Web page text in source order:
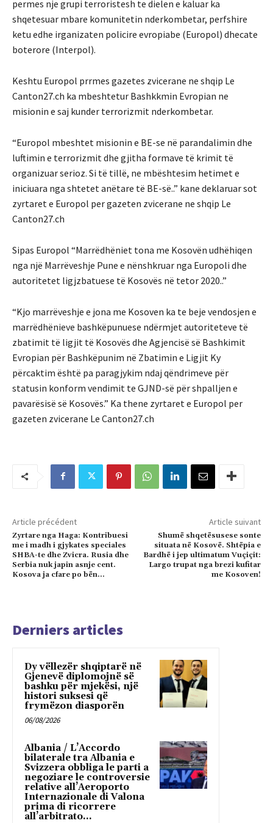
permes nje grupi terroristesh te dielen e kaluar ka
shqetesuar mbare komunitetin nderkombetar, perfshire
ketu edhe irganizaten policire evropiabe (Europol) dhecate
boterore (Interpol).
Keshtu Europol prrmes gazetes zvicerane ne shqip Le
Canton27.ch ka mbeshtetur Bashkkmin Evropian ne
misionin e saj kunder terrorizmit nderkombetar.
“Europol mbeshtet misionin e BE-se në parandalimin dhe
luftimin e terrorizmit dhe gjitha formave të krimit të
organizuar serioz. Si të tillë, ne mbështesim hetimet e
iniciuara nga shtetet anëtare të BE-së..” kane deklaruar sot
zyrtaret e Europol per gazeten zvicerane ne shqip Le
Canton27.ch
Sipas Europol “Marrëdhëniet tona me Kosovën udhëhiqen
nga një Marrëveshje Pune e nënshkruar nga Europoli dhe
autoritetet ligjzbatuese të Kosovës në tetor 2020..”
“Kjo marrëveshje e jona me Kosoven ka te beje vendosjen e
marrëdhënieve bashkëpunuese ndërmjet autoriteteve të
zbatimit të ligjit të Kosovës dhe Agjencisë së Bashkimit
Evropian për Bashkëpunim në Zbatimin e Ligjit Ky
përcaktim është pa paragjykim ndaj qëndrimeve për
statusin konform vendimit te GJND-së për shpalljen e
pavarësisë së Kosovës.” Ka thene zyrtaret e Europol per
gazeten zvicerane Le Canton27.ch
Article précédent
Zyrtare nga Haga: Kontribuesi
me i madh i gjykates speciales
SHBA-te dhe Zvicra. Rusia dhe
Serbia nuk japin asnje cent.
Kosova ja cfare po bën…
Article suivant
Shumë shqetësusese sonte
situata në Kosovë. Shtëpia e
Bardhë i jep ultimatum Vuçiçit:
Largo trupat nga brezi kufitar
me Kosoven!
Derniers articles
Dy vëllezër shqiptarë në
Gjenevë diplomojnë së
bashku për mjekësi, një
histori suksesi që
frymëzon diasporën
06/08/2026
Albania / L’Accordo
bilaterale tra Albania e
Svizzera obbliga le parti a
negoziare le controversie
relative all’Aeroporto
Internazionale di Valona
prima di ricorrere
all’arbitrato...